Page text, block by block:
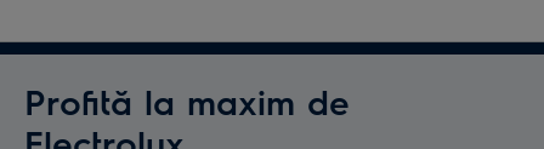
Profită la maxim de